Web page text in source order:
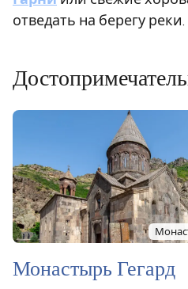
отведать на берегу реки.
Монастырь Гегард